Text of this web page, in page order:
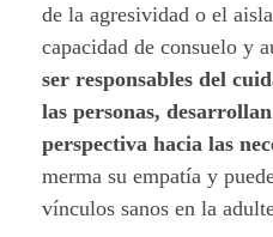
de la agresividad o el
capacidad de consuelo y
ser responsables del
las personas,
perspectiva hacia las
merma su empatía y
vínculos sanos en la